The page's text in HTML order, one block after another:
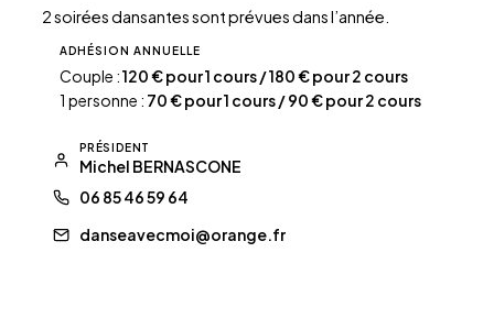
2 soirées dansantes sont prévues dans l’année.
ADHÉSION ANNUELLE
Couple :120 € pour 1 cours / 180 € pour 2 cours
1 personne : 70 € pour 1 cours / 90 € pour 2 cours
PRÉSIDENT
Michel BERNASCONE
06 85 46 59 64
danseavecmoi@orange.fr